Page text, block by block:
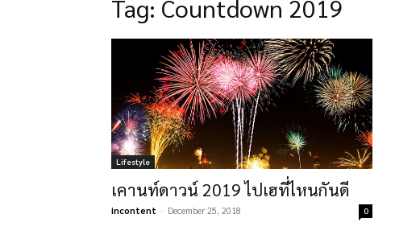
Tag: Countdown 2019
Lifestyle
เคานท์ดาวน์ 2019 ไปเฮที่ไหนกันดี
incontent - December 25, 2018 0